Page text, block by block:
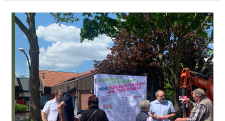
Straßenausbaubeiträge